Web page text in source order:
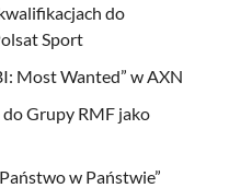
do
Sport
Most Wanted” w AXN
do Grupy RMF jako
w Państwie”